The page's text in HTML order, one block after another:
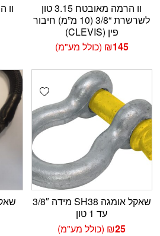
וו הרמה מאובטח 3.15 טון
לשרשרת “3/8 (10 מ”מ) חיבור
פין (CLEVIS)
₪145 (כולל מע"מ)
Add wishlist
שאקל אומגה SH38 מידה 3/8″
עד 1 טון
₪25 (כולל מע"מ)